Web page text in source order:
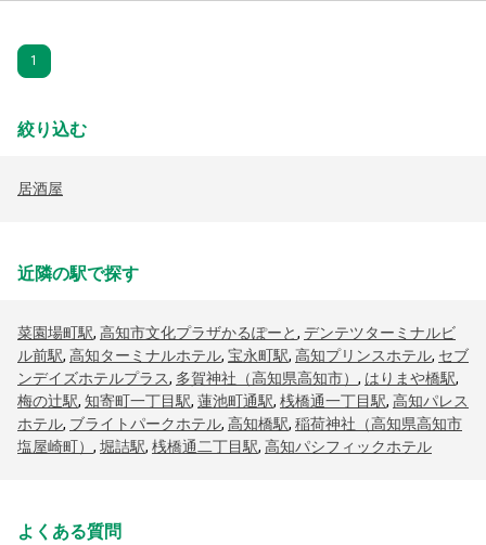
1
絞り込む
居酒屋
近隣の駅で探す
菜園場町駅, 高知市文化プラザかるぽーと, デンテツターミナルビ
ル前駅, 高知ターミナルホテル, 宝永町駅, 高知プリンスホテル, セブ
ンデイズホテルプラス, 多賀神社（高知県高知市） , はりまや橋駅,
梅の辻駅, 知寄町一丁目駅, 蓮池町通駅, 桟橋通一丁目駅, 高知パレス
ホテル, ブライトパークホテル, 高知橋駅, 稲荷神社（高知県高知市
塩屋崎町） , 堀詰駅, 桟橋通二丁目駅, 高知パシフィックホテル
よくある質問